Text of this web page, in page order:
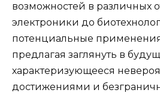
возможностей в различных
электроники до
потенциальные
предлагая заглянуть в
характеризующееся
достижениями и